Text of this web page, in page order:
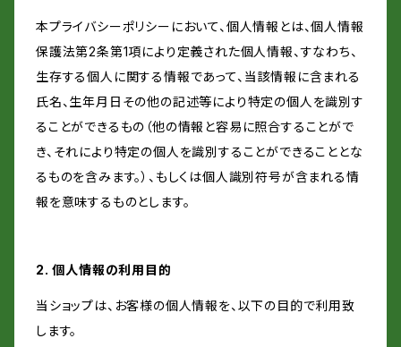
本プライバシーポリシーにおいて、個人情報とは、個人情報
保護法第2条第1項により定義された個人情報、すなわち、
生存する個人に関する情報であって、当該情報に含まれる
氏名、生年月日その他の記述等により特定の個人を識別す
ることができるもの（他の情報と容易に照合することがで
き、それにより特定の個人を識別することができることとな
るものを含みます。）、もしくは個人識別符号が含まれる情
報を意味するものとします。
2. 個人情報の利用目的
当ショップは、お客様の個人情報を、以下の目的で利用致
します。